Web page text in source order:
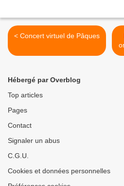
< Concert virtuel de Pâques
Hébergé par Overblog
Top articles
Pages
Contact
Signaler un abus
C.G.U.
Cookies et données personnelles